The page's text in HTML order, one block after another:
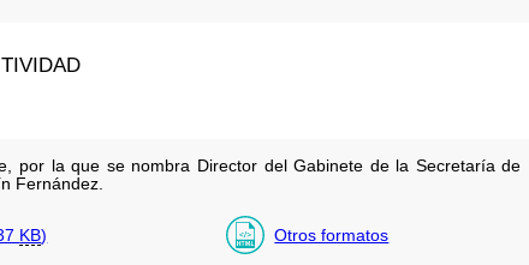
por la que se nombra Director del Gabinete de la Secretaría de
Fernández.
KB) Otros formatos